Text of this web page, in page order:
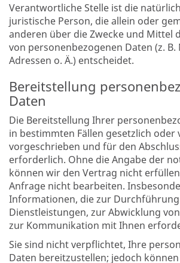
Verantwortliche Stelle ist die
juristische Person, die allein oder
anderen über die Zwecke und Mittel
von personenbezogenen Daten (z. B.
Adressen o. Ä.) entscheidet.
Bereitstellung
Daten
Die Bereitstellung Ihrer
in bestimmten Fällen gesetzlich oder
vorgeschrieben und für den
erforderlich. Ohne die Angabe der
können wir den Vertrag nicht
Anfrage nicht bearbeiten.
Informationen, die zur
Dienstleistungen, zur Abwicklung
zur Kommunikation mit Ihnen
Sie sind nicht verpflichtet, Ihre
Daten bereitzustellen; jedoch